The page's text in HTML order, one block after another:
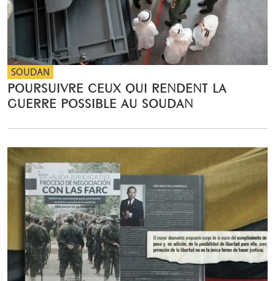
SOUDAN
POURSUIVRE CEUX QUI RENDENT LA
GUERRE POSSIBLE AU SOUDAN